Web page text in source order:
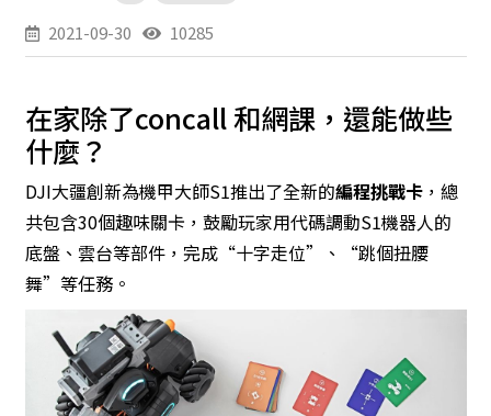
2021-09-30 10285
在家除了concall 和網課，還能做些
什麼？
DJI大疆創新為機甲大師S1推出了全新的編程挑戰卡，總
共包含30個趣味關卡，鼓勵玩家用代碼調動S1機器人的
底盤、雲台等部件，完成“十字走位”、“跳個扭腰
舞”等任務。